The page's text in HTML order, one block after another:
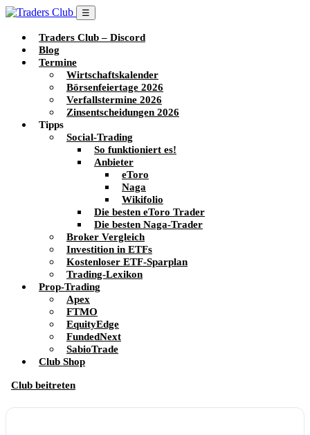
☰
Traders Club – Discord
Blog
Termine
Wirtschaftskalender
Börsenfeiertage 2026
Verfallstermine 2026
Zinsentscheidungen 2026
Tipps
Social-Trading
So funktioniert es!
Anbieter
eToro
Naga
Wikifolio
Die besten eToro Trader
Die besten Naga-Trader
Broker Vergleich
Investition in ETFs
Kostenloser ETF-Sparplan
Trading-Lexikon
Prop-Trading
Apex
FTMO
EquityEdge
FundedNext
SabioTrade
Club Shop
Club beitreten